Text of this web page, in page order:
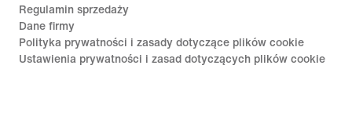
Regulamin sprzedaży
Dane firmy
Polityka prywatności i zasady dotyczące plików cookie
Ustawienia prywatności i zasad dotyczących plików cookie